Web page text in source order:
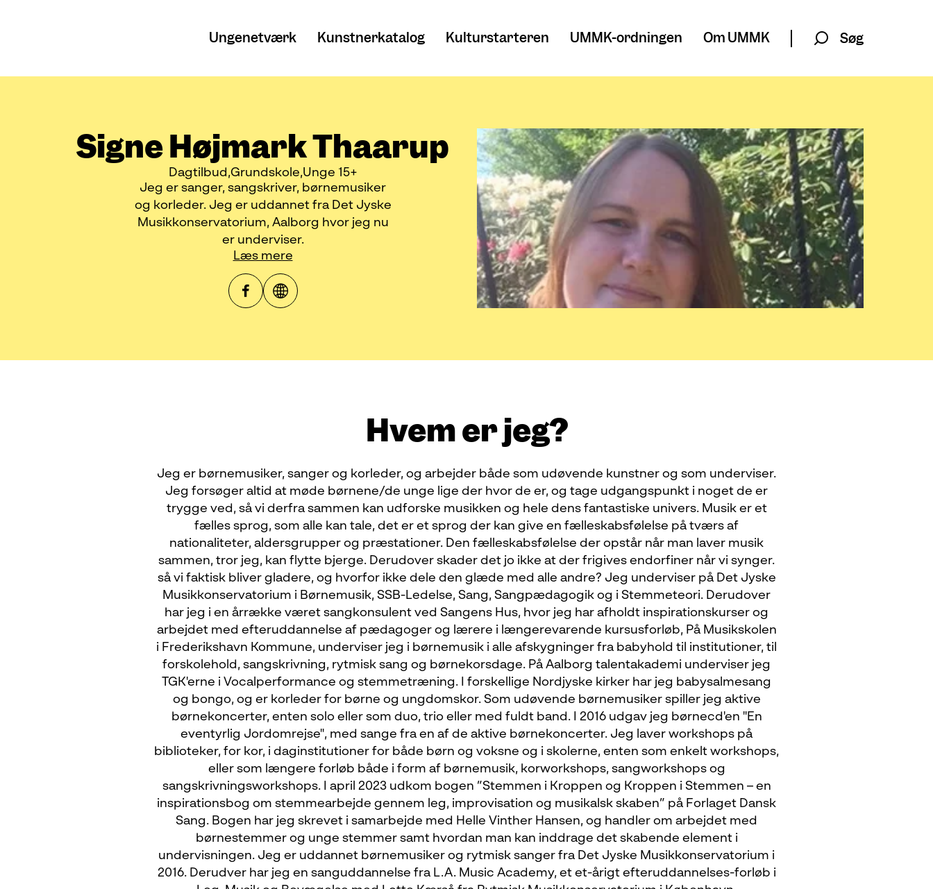
Ungenetværk Kunstnerkatalog Kulturstarteren UMMK-ordningen Om UMMK Søg
Signe Højmark Thaarup
Dagtilbud Grundskole Unge 15+
Jeg er sanger, sangskriver, børnemusiker
og korleder. Jeg er uddannet fra Det Jyske
Musikkonservatorium, Aalborg hvor jeg nu
er underviser.
Læs mere
Hvem er jeg?
Jeg er børnemusiker, sanger og korleder, og arbejder både som udøvende kunstner og som underviser.
Jeg forsøger altid at møde børnene/de unge lige der hvor de er, og tage udgangspunkt i noget de er
trygge ved, så vi derfra sammen kan udforske musikken og hele dens fantastiske univers. Musik er et
fælles sprog, som alle kan tale, det er et sprog der kan give en fælleskabsfølelse på tværs af
nationaliteter, aldersgrupper og præstationer. Den fælleskabsfølelse der opstår når man laver musik
sammen, tror jeg, kan flytte bjerge. Derudover skader det jo ikke at der frigives endorfiner når vi synger.
så vi faktisk bliver gladere, og hvorfor ikke dele den glæde med alle andre? Jeg underviser på Det Jyske
Musikkonservatorium i Børnemusik, SSB-Ledelse, Sang, Sangpædagogik og i Stemmeteori. Derudover
har jeg i en årrække været sangkonsulent ved Sangens Hus, hvor jeg har afholdt inspirationskurser og
arbejdet med efteruddannelse af pædagoger og lærere i længerevarende kursusforløb, På Musikskolen
i Frederikshavn Kommune, underviser jeg i børnemusik i alle afskygninger fra babyhold til institutioner, til
forskolehold, sangskrivning, rytmisk sang og børnekorsdage. På Aalborg talentakademi underviser jeg
TGK'erne i Vocalperformance og stemmetræning. I forskellige Nordjyske kirker har jeg babysalmesang
og bongo, og er korleder for børne og ungdomskor. Som udøvende børnemusiker spiller jeg aktive
børnekoncerter, enten solo eller som duo, trio eller med fuldt band. I 2016 udgav jeg børnecd'en "En
eventyrlig Jordomrejse", med sange fra en af de aktive børnekoncerter. Jeg laver workshops på
biblioteker, for kor, i daginstitutioner for både børn og voksne og i skolerne, enten som enkelt workshops,
eller som længere forløb både i form af børnemusik, korworkshops, sangworkshops og
sangskrivningsworkshops. I april 2023 udkom bogen ”Stemmen i Kroppen og Kroppen i Stemmen – en
inspirationsbog om stemmearbejde gennem leg, improvisation og musikalsk skaben” på Forlaget Dansk
Sang. Bogen har jeg skrevet i samarbejde med Helle Vinther Hansen, og handler om arbejdet med
børnestemmer og unge stemmer samt hvordan man kan inddrage det skabende element i
undervisningen. Jeg er uddannet børnemusiker og rytmisk sanger fra Det Jyske Musikkonservatorium i
2016. Derudver har jeg en sanguddannelse fra L.A. Music Academy, et et-årigt efteruddannelses-forløb i